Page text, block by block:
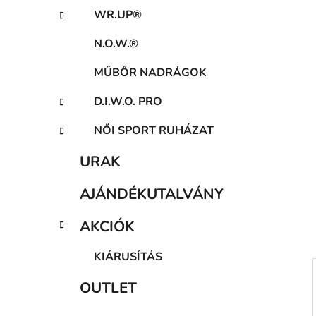
n
WR.UP®
N.O.W.®
MŰBŐR NADRÁGOK
D.I.W.O. PRO
NŐI SPORT RUHÁZAT
URAK
AJÁNDÉKUTALVÁNY
AKCIÓK
KIÁRUSÍTÁS
OUTLET